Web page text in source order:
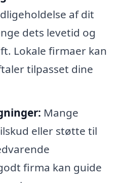
af dit
dets levetid og
Lokale firmaer kan
tilpasset dine
Mange
eller støtte til
firma kan guide